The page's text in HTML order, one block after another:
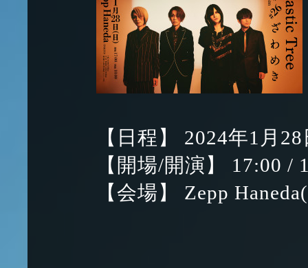
【日程】 2024年1月
【開場/開演】 17:00 /
【会場】 Zepp